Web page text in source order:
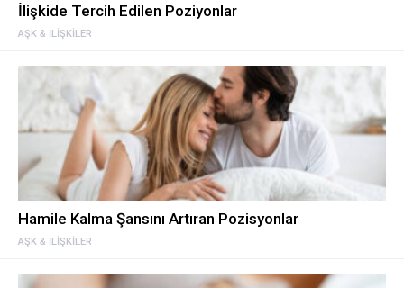
AŞK & İLIŞKILER
İlişkide Tercih Edilen Poziyonlar
AŞK & İLIŞKILER
Hamile Kalma Şansını Artıran Pozisyonlar